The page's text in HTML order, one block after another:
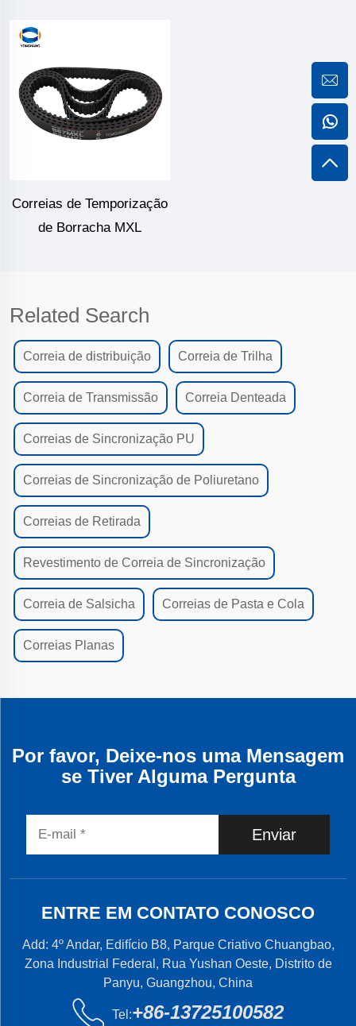
Correias de Temporização
de Borracha MXL
Related Search
Correia de distribuição Correia de Trilha
Correia de Transmissão Correia Denteada
Correias de Sincronização PU
Correias de Sincronização de Poliuretano
Correias de Retirada
Revestimento de Correia de Sincronização
Correia de Salsicha Correias de Pasta e Cola
Correias Planas
Por favor, Deixe-nos uma Mensagem
se Tiver Alguma Pergunta
Enviar
ENTRE EM CONTATO CONOSCO
Add: 4º Andar, Edifício B8, Parque Criativo Chuangbao,
Zona Industrial Federal, Rua Yushan Oeste, Distrito de
Panyu, Guangzhou, China
Tel:+86-13725100582